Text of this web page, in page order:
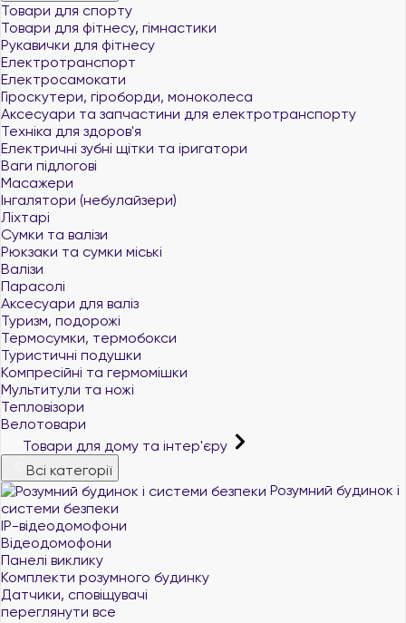
Товари для спорту
Товари для фітнесу, гімнастики
Рукавички для фітнесу
Електротранспорт
Електросамокати
Гіроскутери, гіроборди, моноколеса
Аксесуари та запчастини для електротранспорту
Техніка для здоров'я
Електричні зубні щітки та іригатори
Ваги підлогові
Масажери
Інгалятори (небулайзери)
Ліхтарі
Сумки та валізи
Рюкзаки та сумки міські
Валізи
Парасолі
Аксесуари для валіз
Туризм, подорожі
Термосумки, термобокси
Туристичні подушки
Компресійні та гермомішки
Мультитули та ножі
Тепловізори
Велотовари
Товари для дому та інтер'єру
Всі категорії
Розумний будинок і
системи безпеки
IP-відеодомофони
Відеодомофони
Панелі виклику
Комплекти розумного будинку
Датчики, сповіщувачі
переглянути все